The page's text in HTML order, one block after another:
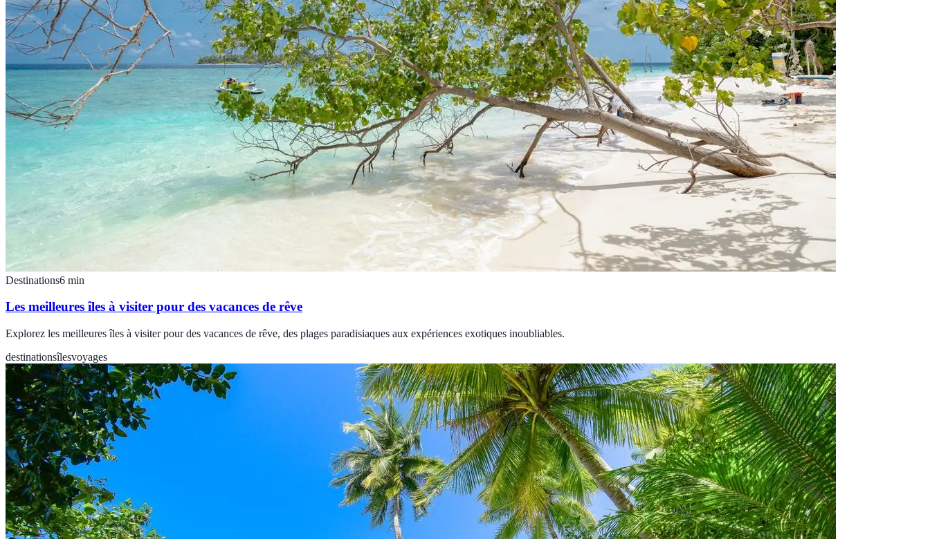
Destinations6 min
Les meilleures îles à visiter pour des vacances de rêve
Explorez les meilleures îles à visiter pour des vacances de rêve, des plages paradisiaques aux expériences exotiques inoubliables.
destinationsîlesvoyages